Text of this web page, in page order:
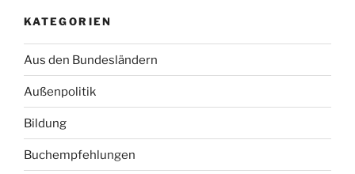
KATEGORIEN
Aus den Bundesländern
Außenpolitik
Bildung
Buchempfehlungen